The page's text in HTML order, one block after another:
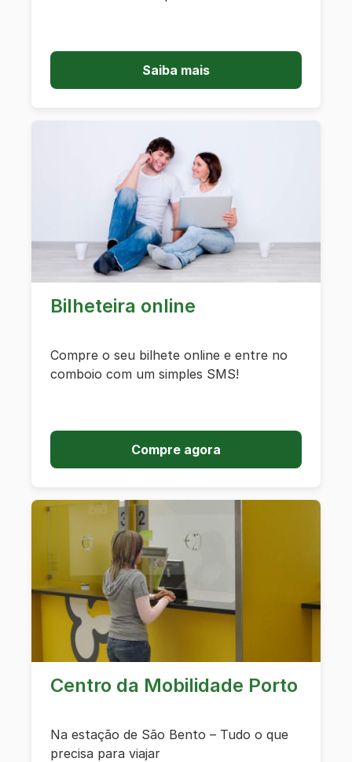
Saiba mais
Bilheteira online
Compre o seu bilhete online e entre no
comboio com um simples SMS!
Compre agora
Centro da Mobilidade Porto
Na estação de São Bento – Tudo o que
precisa para viajar